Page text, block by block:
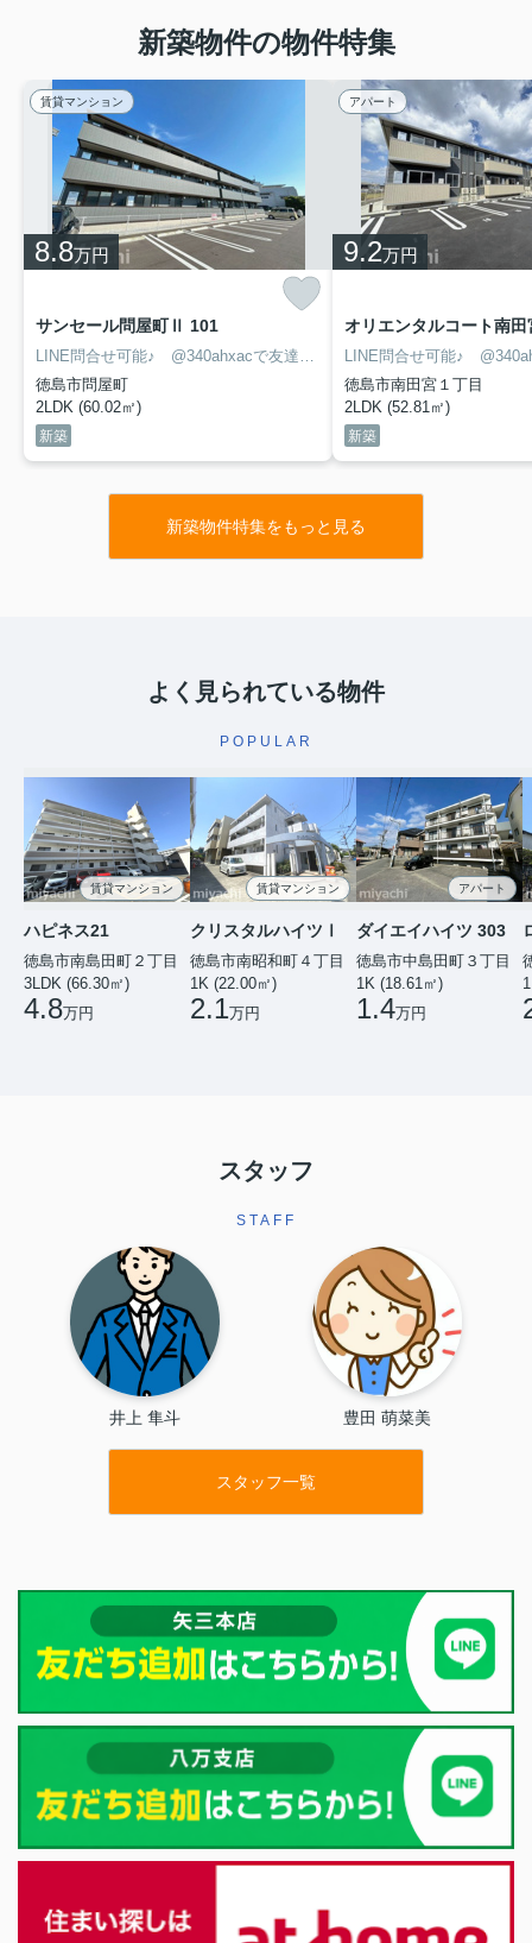
新築物件の物件特集
賃貸マンション
8.8万円
サンセール問屋町Ⅱ 101
LINE問合せ可能♪ @340ahxacで友達検索して下さい
徳島市問屋町
2LDK (60.02㎡)
新築
アパート
9.2万円
オリエンタルコート南田
徳島市南田宮１丁目
2LDK (52.81㎡)
新築
新築物件特集をもっと見る
よく見られている物件
POPULAR
賃貸マンション
ハピネス21
徳島市南島田町２丁目
3LDK (66.30㎡)
4.8万円
賃貸マンション
クリスタルハイツⅠ
徳島市南昭和町４丁目
1K (22.00㎡)
2.1万円
アパート
ダイエイハイツ 303
徳島市中島田町３丁目
1K (18.61㎡)
1.4万円
スタッフ
STAFF
井上 隼斗 豊田 萌菜美
スタッフ一覧